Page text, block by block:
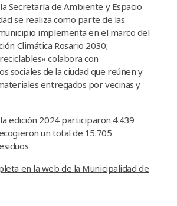
Secretaría de Ambiente y Espacio
se realiza como parte de las
implementa en el marco del
Climática Rosario 2030;
colabora con
sociales de la ciudad que reúnen y
entregados por vecinas y
edición 2024 participaron 4.439
un total de 15.705
en la web de la Municipalidad de